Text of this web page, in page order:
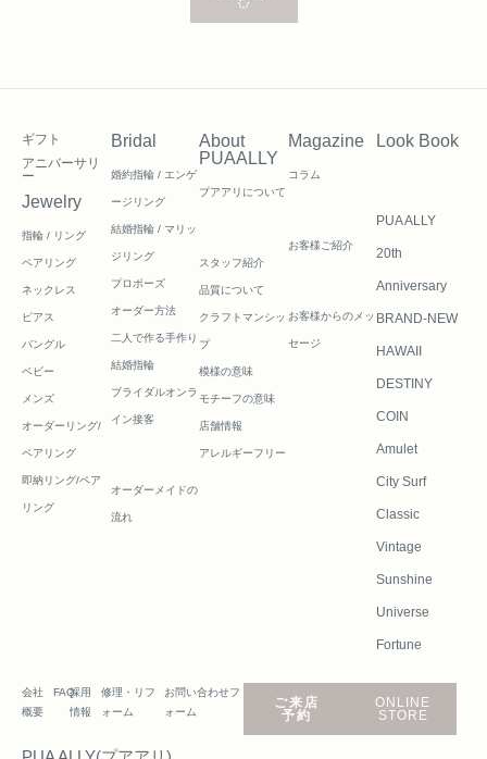
ギフト
アニバーサリ
ー
Jewelry
指輪 / リング
ペアリング
ネックレス
ピアス
バングル
ベビー
メンズ
オーダーリング/
ペアリング
即納リング/ペア
リング
Bridal
婚約指輪 / エンゲ
ージリング
結婚指輪 / マリッ
ジリング
プロポーズ
オーダー方法
二人で作る手作り
結婚指輪
ブライダルオンラ
イン接客
オーダーメイドの
流れ
About
PUAALLY
プアアリについて
スタッフ紹介
品質について
クラフトマンシッ
プ
模様の意味
モチーフの意味
店舗情報
アレルギーフリー
Magazine
コラム
お客様ご紹介
お客様からのメッ
セージ
Look Book
PUA ALLY
20th
Anniversary
BRAND-NEW
HAWAII
DESTINY
COIN
Amulet
City Surf
Classic
Vintage
Sunshine
Universe
Fortune
会社
概要
FAQ採用
情報
修理・リフ
ォーム
お問い合わせフ
ォーム
ご来店
予約
ONLINE
STORE